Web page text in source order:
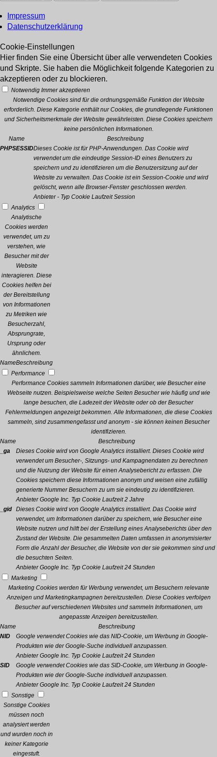
Impressum
Datenschutzerklärung
Cookie-Einstellungen
Hier finden Sie eine Übersicht über alle verwendeten Cookies
und Skripte. Sie haben die Möglichkeit folgende Kategorien zu
akzeptieren oder zu blockieren.
Notwendig Immer akzeptieren
Notwendige Cookies sind für die ordnungsgemäße Funktion der Website
erforderlich. Diese Kategorie enthält nur Cookies, die grundlegende Funktionen
und Sicherheitsmerkmale der Website gewährleisten. Diese Cookies speichern
keine persönlichen Informationen.
Name
Beschreibung
PHPSESSIDDieses Cookie ist für PHP-Anwendungen. Das Cookie wird
verwendet um die eindeutige Session-ID eines Benutzers zu
speichern und zu identifizieren um die Benutzersitzung auf der
Website zu verwalten. Das Cookie ist ein Session-Cookie und wird
gelöscht, wenn alle Browser-Fenster geschlossen werden.
Anbieter - Typ Cookie Laufzeit Session
Analytics
Analytische
Cookies werden
verwendet, um zu
verstehen, wie
Besucher mit der
Website
interagieren. Diese
Cookies helfen bei
der Bereitstellung
von Informationen
zu Metriken wie
Besucherzahl,
Absprungrate,
Ursprung oder
ähnlichem.
NameBeschreibung
Performance
Performance Cookies sammeln Informationen darüber, wie Besucher eine
Webseite nutzen. Beispielsweise welche Seiten Besucher wie häufig und wie
lange besuchen, die Ladezeit der Website oder ob der Besucher
Fehlermeldungen angezeigt bekommen. Alle Informationen, die diese Cookies
sammeln, sind zusammengefasst und anonym - sie können keinen Besucher
identifizieren.
Name
Beschreibung
_ga
Dieses Cookie wird von Google Analytics installiert. Dieses Cookie wird
verwendet um Besucher-, Sitzungs- und Kampagnendaten zu berechnen
und die Nutzung der Website für einen Analysebericht zu erfassen. Die
Cookies speichern diese Informationen anonym und weisen eine zufällig
generierte Nummer Besuchern zu um sie eindeutig zu identifizieren.
Anbieter Google Inc. Typ Cookie Laufzeit 2 Jahre
_gid
Dieses Cookie wird von Google Analytics installiert. Das Cookie wird
verwendet, um Informationen darüber zu speichern, wie Besucher eine
Website nutzen und hilft bei der Erstellung eines Analyseberichts über den
Zustand der Website. Die gesammelten Daten umfassen in anonymisierter
Form die Anzahl der Besucher, die Website von der sie gekommen sind und
die besuchten Seiten.
Anbieter Google Inc. Typ Cookie Laufzeit 24 Stunden
Marketing
Marketing Cookies werden für Werbung verwendet, um Besuchern relevante
Anzeigen und Marketingkampagnen bereitzustellen. Diese Cookies verfolgen
Besucher auf verschiedenen Websites und sammeln Informationen, um
angepasste Anzeigen bereitzustellen.
Name
Beschreibung
NID
Google verwendet Cookies wie das NID-Cookie, um Werbung in Google-
Produkten wie der Google-Suche individuell anzupassen.
Anbieter Google Inc. Typ Cookie Laufzeit 24 Stunden
SID
Google verwendet Cookies wie das SID-Cookie, um Werbung in Google-
Produkten wie der Google-Suche individuell anzupassen.
Anbieter Google Inc. Typ Cookie Laufzeit 24 Stunden
Sonstige
Sonstige Cookies
müssen noch
analysiert werden
und wurden noch in
keiner Kategorie
eingestuft.